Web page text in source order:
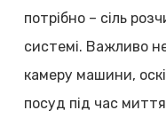
потрібно – сіль
системі. Важливо
камеру машини,
посуд під час